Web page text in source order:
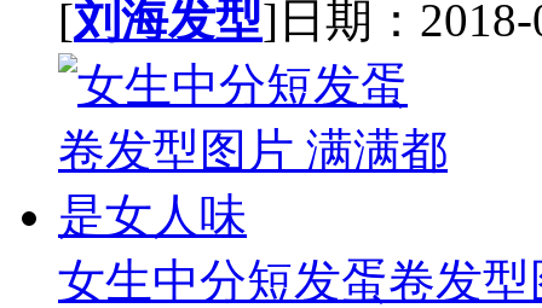
[刘海发型]日期：2018-
女生中分短发蛋卷发